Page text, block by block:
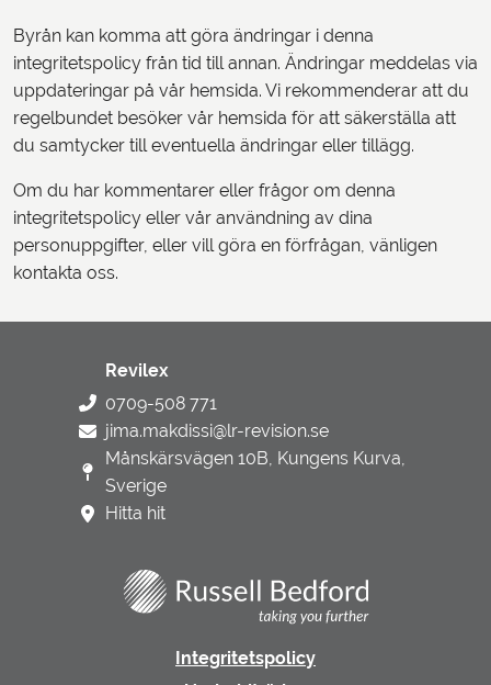
Byrån kan komma att göra ändringar i denna
integritetspolicy från tid till annan. Ändringar meddelas via
uppdateringar på vår hemsida. Vi rekommenderar att du
regelbundet besöker vår hemsida för att säkerställa att
du samtycker till eventuella ändringar eller tillägg.
Om du har kommentarer eller frågor om denna
integritetspolicy eller vår användning av dina
personuppgifter, eller vill göra en förfrågan, vänligen
kontakta oss.
Revilex
0709-508 771
jima.makdissi@lr-revision.se
Månskärsvägen 10B, Kungens Kurva,
Sverige
Hitta hit
Integritetspolicy